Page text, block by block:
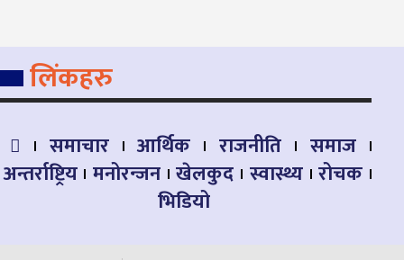
लिंकहरु
समाचार आर्थिक राजनीति
समाज
अन्तर्राष्ट्रिय मनोरन्जन खेलकुद स्वास्थ्य रोचक
भिडियो